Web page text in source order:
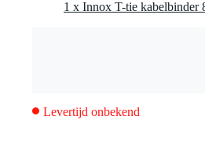
Levertijd onbekend